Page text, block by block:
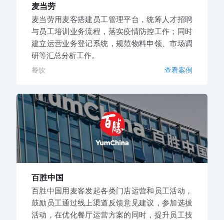
麦当劳
麦当劳用麦客搭建员工管理平台，统筹人才招聘
与员工培训业务流程，落实疫情防控工作；同时
建立运营业务登记系统，规范物料申领、市场调
研等汇总分析工作。
餐饮 查看案例
百胜中国
百胜中国用麦客发起各类门店运营和员工活动，
鼓励员工通过线上渠道反馈意见建议，参加选拔
活动，在优化餐厅运营方案的同时，提升员工技